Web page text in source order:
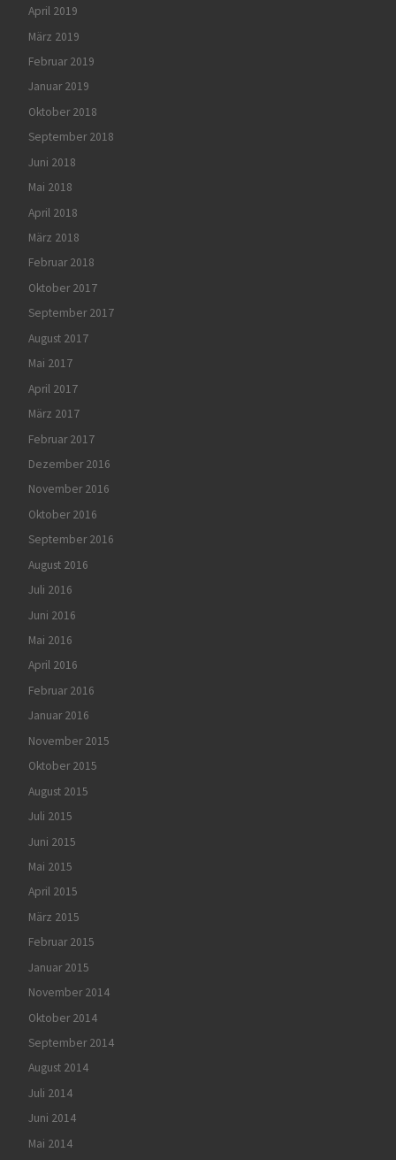
April 2019
März 2019
Februar 2019
Januar 2019
Oktober 2018
September 2018
Juni 2018
Mai 2018
April 2018
März 2018
Februar 2018
Oktober 2017
September 2017
August 2017
Mai 2017
April 2017
März 2017
Februar 2017
Dezember 2016
November 2016
Oktober 2016
September 2016
August 2016
Juli 2016
Juni 2016
Mai 2016
April 2016
Februar 2016
Januar 2016
November 2015
Oktober 2015
August 2015
Juli 2015
Juni 2015
Mai 2015
April 2015
März 2015
Februar 2015
Januar 2015
November 2014
Oktober 2014
September 2014
August 2014
Juli 2014
Juni 2014
Mai 2014